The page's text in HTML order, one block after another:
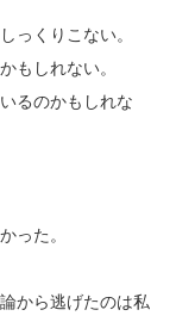
っくりこない。
もしれない。
るのかもしれな
った。
から逃げたのは私